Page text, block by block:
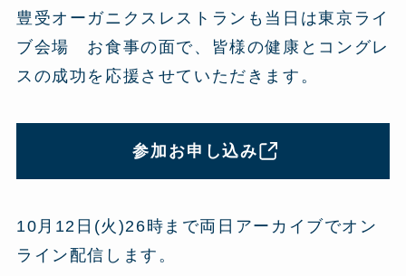
豊受オーガニクスレストランも当日は東京ライ
ブ会場 お食事の面で、皆様の健康とコングレ
スの成功を応援させていただきます。
参加お申し込み
10月12日(火)26時まで両日アーカイブでオン
ライン配信します。